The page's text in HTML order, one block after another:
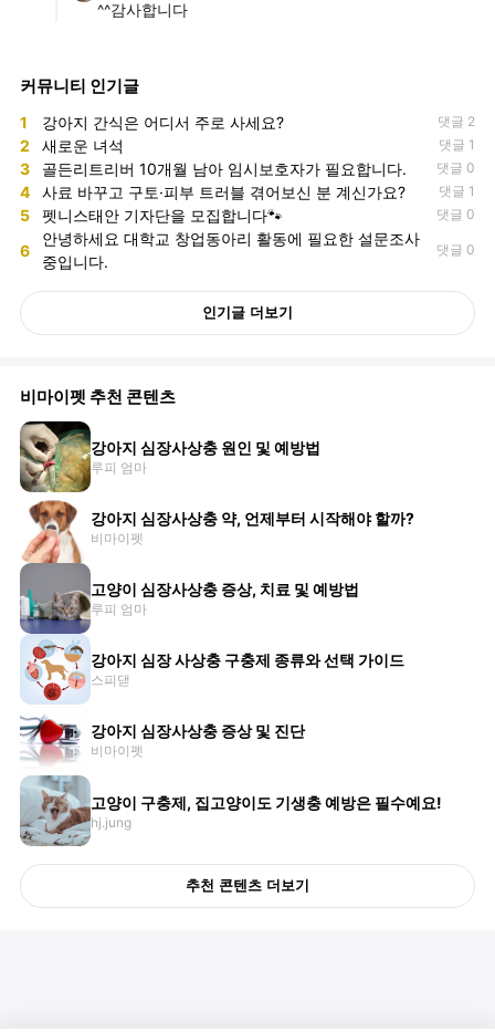
^^감사합니다
커뮤니티 인기글
1 강아지 간식은 어디서 주로 사세요? 댓글 2
2 새로운 녀석 댓글 1
3 골든리트리버 10개월 남아 임시보호자가 필요합니다. 댓글 0
4 사료 바꾸고 구토·피부 트러블 겪어보신 분 계신가요? 댓글 1
5 펫니스태안 기자단을 모집합니다🐾 댓글 0
6
안녕하세요 대학교 창업동아리 활동에 필요한 설문조사
중입니다.
댓글 0
인기글 더보기
비마이펫 추천 콘텐츠
강아지 심장사상충 원인 및 예방법
루피 엄마
강아지 심장사상충 약, 언제부터 시작해야 할까?
비마이펫
고양이 심장사상충 증상, 치료 및 예방법
루피 엄마
강아지 심장 사상충 구충제 종류와 선택 가이드
스피댇
강아지 심장사상충 증상 및 진단
비마이펫
고양이 구충제, 집고양이도 기생충 예방은 필수예요!
hj.jung
추천 콘텐츠 더보기